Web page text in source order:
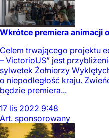
Wkrótce premiera animacji
Celem trwającego projektu
– VictorioUS” jest
sylwetek Żołnierzy
o niepodległość kraju.
będzie premiera...
17 lis 2022 9:48
Art. sponsorowany